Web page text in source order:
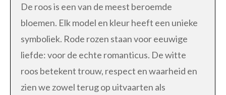
De roos is een van de meest beroemde
bloemen. Elk model en kleur heeft een unieke
symboliek. Rode rozen staan voor eeuwige
liefde: voor de echte romanticus. De witte
roos betekent trouw, respect en waarheid en
zien we zowel terug op uitvaarten als